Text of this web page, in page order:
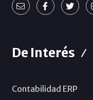
De Interés
Contabilidad ERP